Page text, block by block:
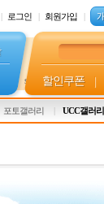
로그인 회원가입
s 할인쿠폰 |
포토갤러리 UCC갤러리